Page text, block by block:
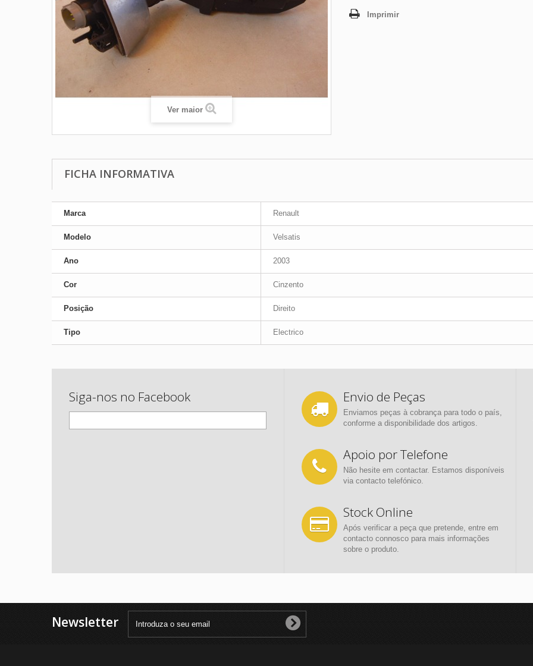
Ver maior
Imprimir
FICHA INFORMATIVA
Marca Renault
Modelo Velsatis
Ano 2003
Cor Cinzento
Posição Direito
Tipo Electrico
Siga-nos no Facebook Envio de Peças
Enviamos peças à cobrança para todo o país,
conforme a disponibilidade dos artigos.
Apoio por Telefone
Não hesite em contactar. Estamos disponíveis
via contacto telefónico.
Stock Online
Após verificar a peça que pretende, entre em
contacto connosco para mais informações
sobre o produto.
Newsletter